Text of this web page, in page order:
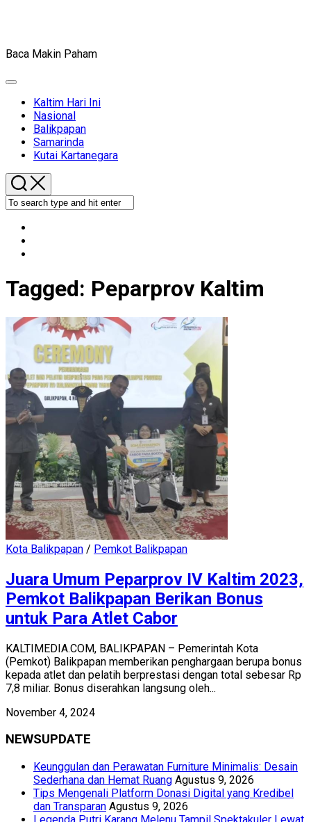
Baca Makin Paham
Expand
Kaltim Hari Ini
Nasional
Balikpapan
Samarinda
Kutai Kartanegara
Tagged: Peparprov Kaltim
Kota Balikpapan / Pemkot Balikpapan
Juara Umum Peparprov IV Kaltim 2023,
Pemkot Balikpapan Berikan Bonus
untuk Para Atlet Cabor
KALTIMEDIA.COM, BALIKPAPAN – Pemerintah Kota
(Pemkot) Balikpapan memberikan penghargaan berupa bonus
kepada atlet dan pelatih berprestasi dengan total sebesar Rp
7,8 miliar. Bonus diserahkan langsung oleh...
November 4, 2024
NEWSUPDATE
Keunggulan dan Perawatan Furniture Minimalis: Desain
Sederhana dan Hemat Ruang Agustus 9, 2026
Tips Mengenali Platform Donasi Digital yang Kredibel
dan Transparan Agustus 9, 2026